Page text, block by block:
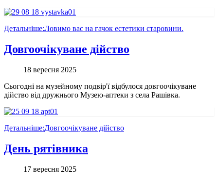
Детальніше:Ловимо вас на гачок естетики старовини.
Довгоочікуване дійство
18 вересня 2025
Сьогодні на музейному подвір'ї відбулося довгоочікуване
дійство від дружнього Музею-аптеки з села Рашівка.
Детальніше:Довгоочікуване дійство
День рятівника
17 вересня 2025